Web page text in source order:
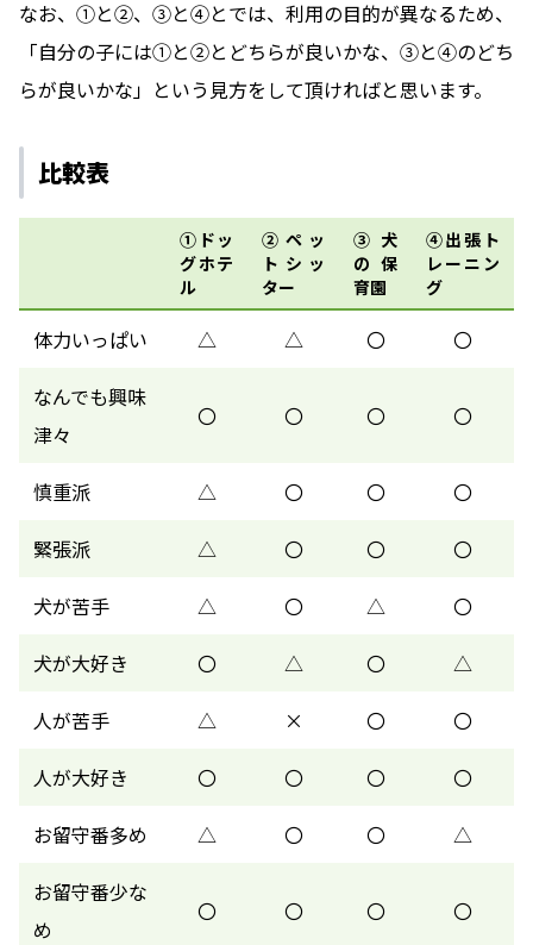
なお、①と②、③と④とでは、利用の目的が異なるため、
「自分の子には①と②とどちらが良いかな、③と④のどち
らが良いかな」という見方をして頂ければと思います。
比較表
①ドッ
グホテ
ル
②ペッ
トシッ
ター
③犬
の保
育園
④出張ト
レーニン
グ
体力いっぱい △ △ 〇
〇
なんでも興味
津々
〇 〇 〇 〇
慎重派 △ 〇 〇
〇
緊張派
△ 〇 〇
〇
犬が苦手
△ 〇 △
〇
犬が大好き
〇 △ 〇
△
人が苦手
△ × 〇
〇
人が大好き
〇 〇 〇
〇
お留守番多め
△ 〇 〇
△
お留守番少な
め
〇 〇 〇 〇